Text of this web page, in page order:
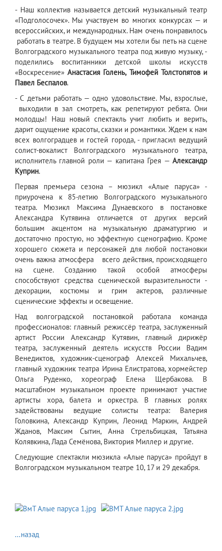
- Наш коллектив называется детский музыкальный театр
«Подголосочек». Мы участвуем во многих конкурсах — и
всероссийских, и международных. Нам очень понравилось
работать в театре. В будущем мы хотели бы петь на сцене
Волгоградского музыкального театра под живую музыку, -
поделились воспитанники детской школы искусств
«Воскресение»Анастасия Голень, Тимофей Толстопятов и
Павел Беспалов.
- С детьми работать — одно удовольствие. Мы, взрослые,
выходили в зал смотреть, как репетируют ребята. Они
молодцы! Наш новый спектакль учит любить и верить,
дарит ощущение красоты, сказки и романтики. Ждем к нам
всех волгоградцев и гостей города, - пригласил ведущий
солист-вокалист Волгоградского музыкального театра,
исполнитель главной роли — капитана Грея — Александр
Куприн.
Первая премьера сезона – мюзикл «Алые паруса» -
приурочена к 85-летию Волгоградского музыкального
театра. Мюзикл Максима Дунаевского в постановке
Александра Кутявина отличается от других версий
большим акцентом на музыкальную драматургию и
достаточно простую, но эффектную сценографию. Кроме
хорошего сюжета и персонажей для любой постановки
очень важна атмосфера всего действия, происходящего
на сцене. Созданию такой особой атмосферы
способствуют средства сценической выразительности -
декорации, костюмы и грим актеров, различные
сценические эффекты и освещение.
Над волгоградской постановкой работала команда
профессионалов: главный режиссёр театра, заслуженный
артист России Александр Кутявин, главный дирижёр
театра, заслуженный деятель искусств России Вадим
Венедиктов, художник-сценограф Алексей Михальчев,
главный художник театра Ирина Елистратова, хормейстер
Ольга Руденко, хореограф Елена Щербакова. В
масштабном музыкальном проекте принимают участие
артисты хора, балета и оркестра. В главных ролях
задействованы ведущие солисты театра: Валерия
Головкина, Александр Куприн, Леонид Маркин, Андрей
Жданов, Максим Сытин, Анна Стрельбицкая, Татьяна
Колявкина, Лада Семёнова, Виктория Миллер и другие.
Следующие спектакли мюзикла «Алые паруса» пройдут в
Волгоградском музыкальном театре 10, 17 и 29 декабря.
...назад